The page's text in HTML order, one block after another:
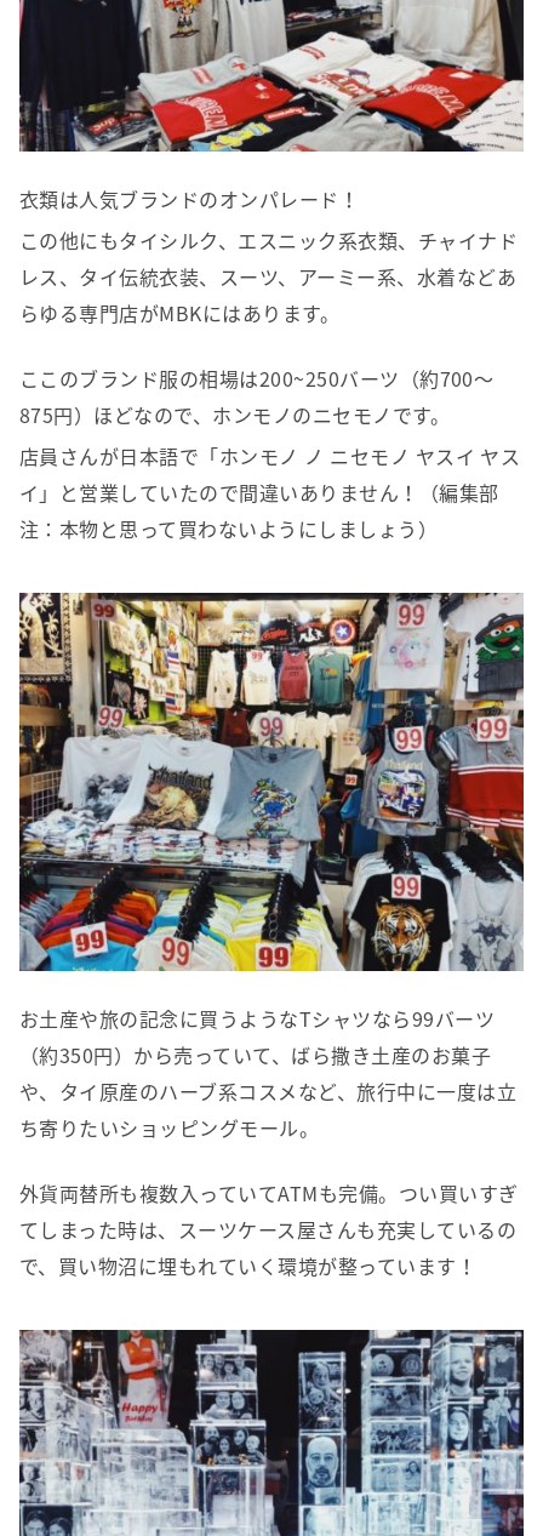
衣類は人気ブランドのオンパレード！
この他にもタイシルク、エスニック系衣類、チャイナド
レス、タイ伝統衣装、スーツ、アーミー系、水着などあ
らゆる専門店がMBKにはあります。
ここのブランド服の相場は200~250バーツ（約700〜
875円）ほどなので、ホンモノのニセモノです。
店員さんが日本語で「ホンモノ ノ ニセモノ ヤスイ ヤス
イ」と営業していたので間違いありません！（編集部
注：本物と思って買わないようにしましょう）
お土産や旅の記念に買うようなTシャツなら99バーツ
（約350円）から売っていて、ばら撒き土産のお菓子
や、タイ原産のハーブ系コスメなど、旅行中に一度は立
ち寄りたいショッピングモール。
外貨両替所も複数入っていてATMも完備。つい買いすぎ
てしまった時は、スーツケース屋さんも充実しているの
で、買い物沼に埋もれていく環境が整っています！